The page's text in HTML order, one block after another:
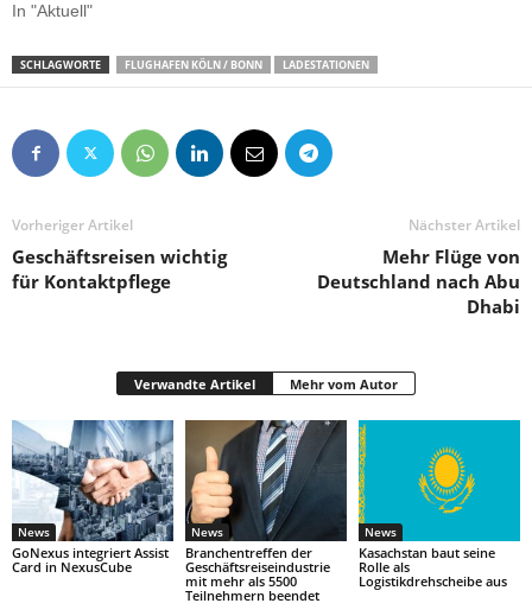
In "Aktuell"
SCHLAGWORTE FLUGHAFEN KÖLN / BONN LADESTATIONEN
Vorheriger Artikel
Geschäftsreisen wichtig
für Kontaktpflege
Nächster Artikel
Mehr Flüge von
Deutschland nach Abu
Dhabi
Verwandte Artikel Mehr vom Autor
News
GoNexus integriert Assist
Card in NexusCube
News
Branchentreffen der
Geschäftsreiseindustrie
mit mehr als 5500
Teilnehmern beendet
News
Kasachstan baut seine
Rolle als
Logistikdrehscheibe aus